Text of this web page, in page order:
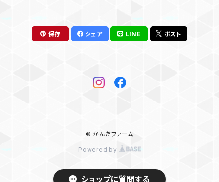
保存 シェア LINE ポスト
© かんだファーム
Powered by
ショップに質問する